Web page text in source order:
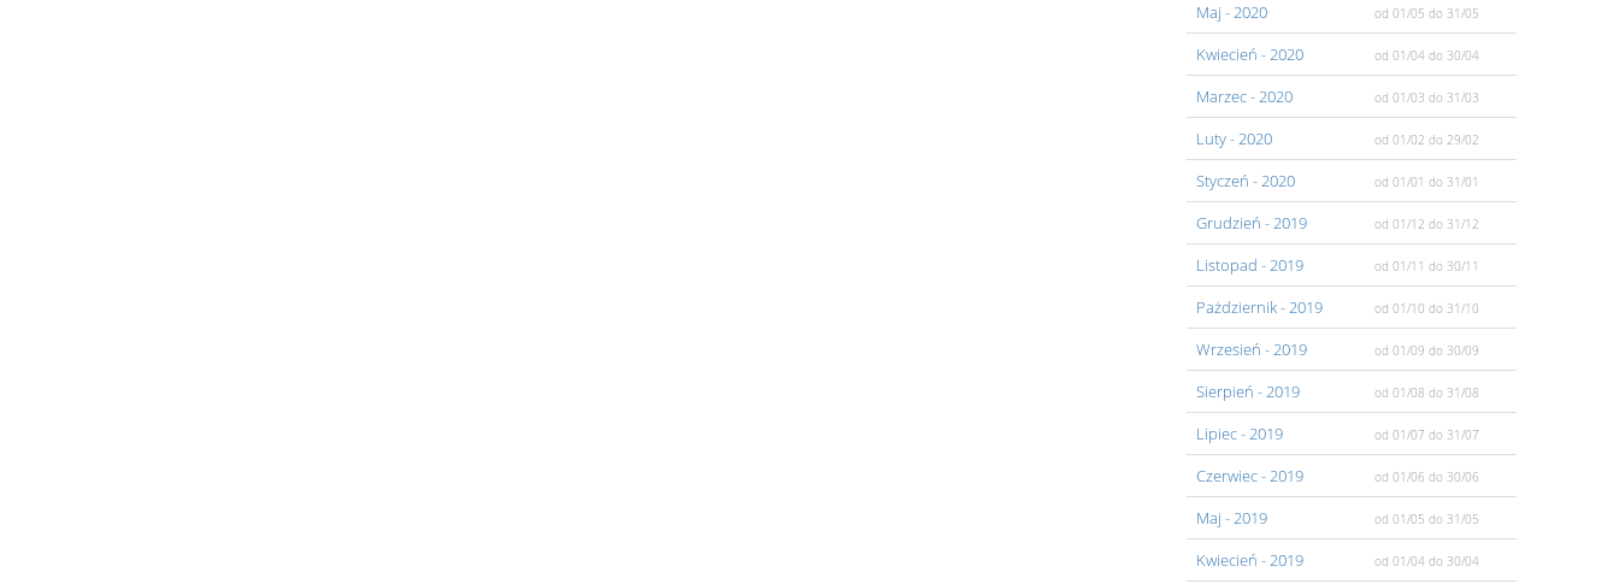
Maj - 2020 od 01/05 do 31/05
Kwiecień - 2020 od 01/04 do 30/04
Marzec- 2020 od 01/03 do 31/03
Luty- 2020 od 01/02 do 29/02
Styczeń - 2020 od 01/01 do 31/01
Grudzień - 2019 od 01/12 do 31/12
Listopad - 2019 od 01/11 do 30/11
Pażdziernik- 2019 od 01/10 do 31/10
Wrzesień - 2019 od 01/09 do 30/09
Sierpień - 2019 od 01/08 do 31/08
Lipiec- 2019 od 01/07 do 31/07
Czerwiec- 2019 od 01/06 do 30/06
Maj - 2019 od 01/05 do 31/05
Kwiecień - 2019 od 01/04 do 30/04